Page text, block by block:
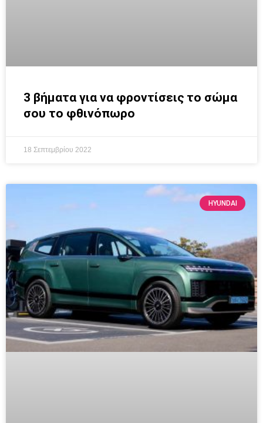
3 βήματα για να φροντίσεις το σώμα
σου το φθινόπωρο
18 Σεπτεμβρίου 2022
HYUNDAI